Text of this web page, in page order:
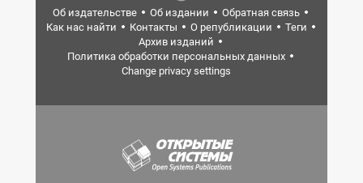
Об издательстве Об издании
Обратная связь
Как нас найти
Контакты О републикации
Теги
Архив изданий
Политика обработки персональных данных
Change privacy settings